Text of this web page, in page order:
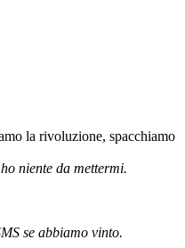
la rivoluzione, spacchiamo
niente da mettermi.
se abbiamo vinto.